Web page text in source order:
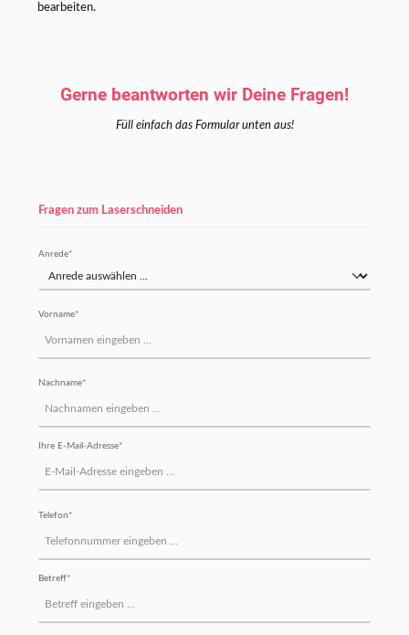
bearbeiten.
Gerne beantworten wir Deine Fragen!
Füll einfach das Formular unten aus!
Fragen zum Laserschneiden
Anrede*
Vorname*
Nachname*
Ihre E-Mail-Adresse*
Telefon*
Betreff*